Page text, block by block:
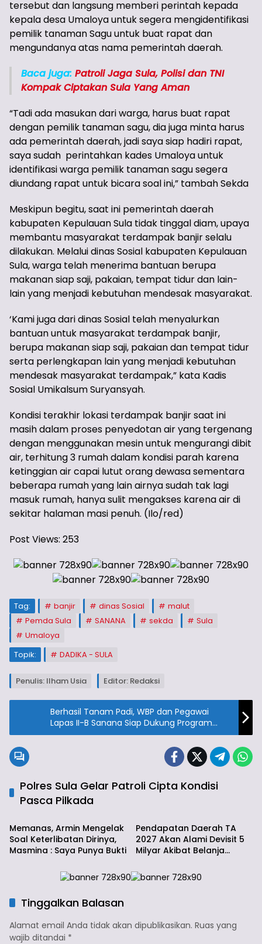
tersebut dan langsung memberi perintah kepada
kepala desa Umaloya untuk segera mengidentifikasi
pemilik tanaman Sagu untuk buat rapat dan
mengundanya atas nama pemerintah daerah.
Baca juga: Patroli Jaga Sula, Polisi dan TNI
Kompak Ciptakan Sula Yang Aman
“Tadi ada masukan dari warga, harus buat rapat
dengan pemilik tanaman sagu, dia juga minta harus
ada pemerintah daerah, jadi saya siap hadiri rapat,
saya sudah perintahkan kades Umaloya untuk
identifikasi warga pemilik tanaman sagu segera
diundang rapat untuk bicara soal ini,” tambah Sekda
Meskipun begitu, saat ini pemerintah daerah
kabupaten Kepulauan Sula tidak tinggal diam, upaya
membantu masyarakat terdampak banjir selalu
dilakukan. Melalui dinas Sosial kabupaten Kepulauan
Sula, warga telah menerima bantuan berupa
makanan siap saji, pakaian, tempat tidur dan lain-
lain yang menjadi kebutuhan mendesak masyarakat.
‘Kami juga dari dinas Sosial telah menyalurkan
bantuan untuk masyarakat terdampak banjir,
berupa makanan siap saji, pakaian dan tempat tidur
serta perlengkapan lain yang menjadi kebutuhan
mendesak masyarakat terdampak,” kata Kadis
Sosial Umikalsum Suryansyah.
Kondisi terakhir lokasi terdampak banjir saat ini
masih dalam proses penyedotan air yang tergenang
dengan menggunakan mesin untuk mengurangi dibit
air, terhitung 3 rumah dalam kondisi parah karena
ketinggian air capai lutut orang dewasa sementara
beberapa rumah yang lain airnya sudah tak lagi
masuk rumah, hanya sulit mengakses karena air di
sekitar halaman masi penuh. (Ilo/red)
Post Views: 253
Tag: banjir dinas Sosial
malut
Pemda Sula
SANANA sekda
Sula
Umaloya
Topik:
DADIKA - SULA
Penulis: Ilham Usia Editor: Redaksi
Berhasil Tanam Padi, WBP dan Pegawai
Lapas II-B Sanana Siap Dukung Program
Ketahanan Pangan Nasional
Polres Sula Gelar Patroli Cipta Kondisi
Pasca Pilkada
Info Sula
Memanas, Armin Mengelak
Soal Keterlibatan Dirinya,
Masmina : Saya Punya Bukti
Pendapatan Daerah TA
2027 Akan Alami Devisit 5
Milyar Akibat Belanja
Tinggalkan Balasan
Alamat email Anda tidak akan dipublikasikan. Ruas yang
wajib ditandai *